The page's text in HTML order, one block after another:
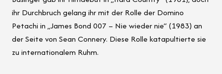
ihr Durchbruch gelang ihr mit der Rolle der Domino
Petachi in „James Bond 007 – Nie wieder nie“ (1983) an
der Seite von Sean Connery. Diese Rolle katapultierte sie
zu internationalem Ruhm.